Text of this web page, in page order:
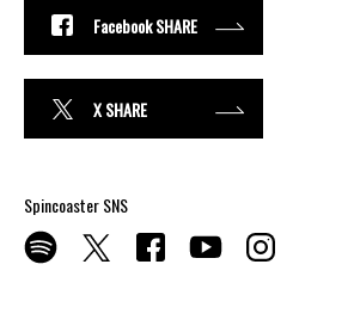
Facebook SHARE
X SHARE
Spincoaster SNS